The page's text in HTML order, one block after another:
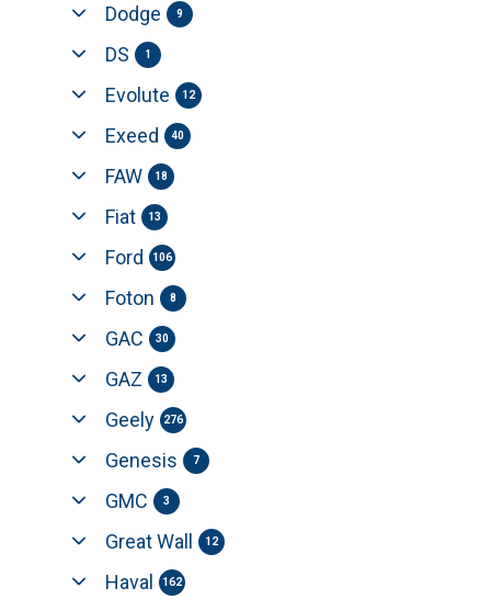
Dodge 9
DS 1
Evolute 12
Exeed 40
FAW 18
Fiat 13
Ford 106
Foton 8
GAC 30
GAZ 13
Geely 276
Genesis 7
GMC 3
Great Wall 12
Haval 162